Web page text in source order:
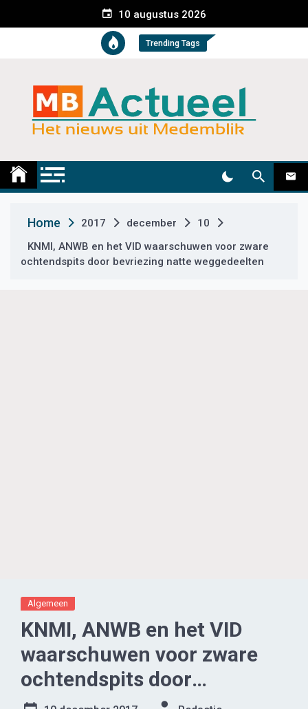
e
t
10 augustus 2026
Trending Tags
Medemblik Actueel
Home 2017 december
10
KNMI, ANWB en het VID waarschuwen voor zware
ochtendspits door bevriezing natte weggedeelten
Algemeen
KNMI, ANWB en het VID
waarschuwen voor zware
ochtendspits door
bevriezing natte